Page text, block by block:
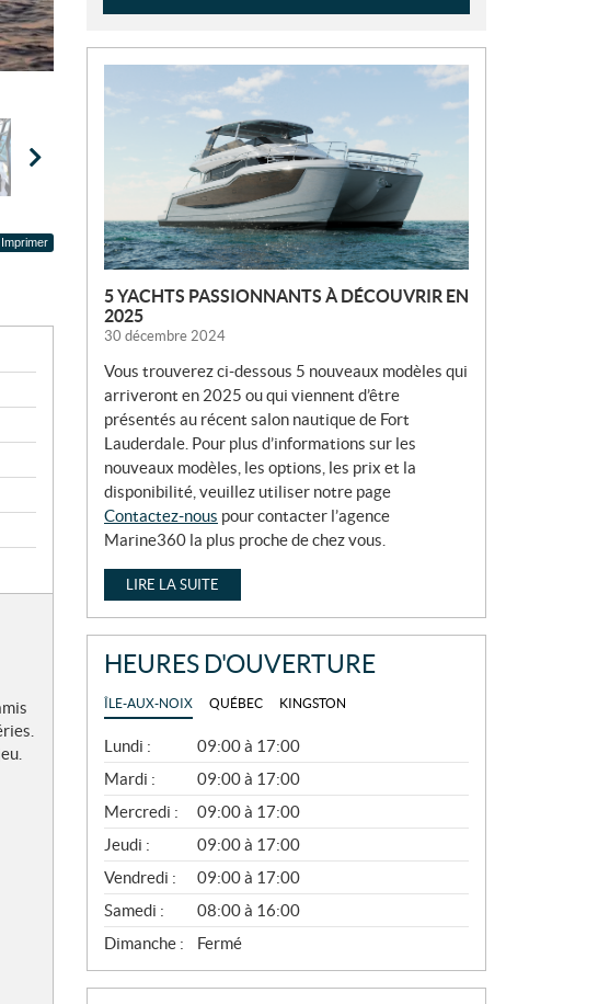
Imprimer
O
L
E
S
5 YACHTS PASSIONNANTS À DÉCOUVRIR EN
2025
30 décembre 2024
Vous trouverez ci-dessous 5 nouveaux modèles qui
arriveront en 2025 ou qui viennent d’être
présentés au récent salon nautique de Fort
Lauderdale. Pour plus d’informations sur les
nouveaux modèles, les options, les prix et la
disponibilité, veuillez utiliser notre page
Contactez-nous pour contacter l’agence
Marine360 la plus proche de chez vous.
LIRE LA SUITE
HEURES D'OUVERTURE
ÎLE-AUX-NOIX QUÉBEC KINGSTON
G
É
N
É
R
A
L
Lundi :
09:00 à 17:00
Mardi :
09:00 à 17:00
Mercredi :
09:00 à 17:00
Jeudi :
09:00 à 17:00
Vendredi :
09:00 à 17:00
Samedi :
08:00 à 16:00
Dimanche :
Fermé